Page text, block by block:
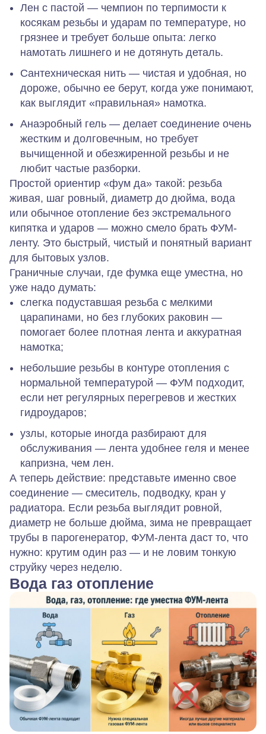
Лен с пастой — чемпион по терпимости к
косякам резьбы и ударам по температуре, но
грязнее и требует больше опыта: легко
намотать лишнего и не дотянуть деталь.
Сантехническая нить — чистая и удобная, но
дороже, обычно ее берут, когда уже понимают,
как выглядит «правильная» намотка.
Анаэробный гель — делает соединение очень
жестким и долговечным, но требует
вычищенной и обезжиренной резьбы и не
любит частые разборки.
Простой ориентир «фум да» такой: резьба
живая, шаг ровный, диаметр до дюйма, вода
или обычное отопление без экстремального
кипятка и ударов — можно смело брать ФУМ-
ленту. Это быстрый, чистый и понятный вариант
для бытовых узлов.
Граничные случаи, где фумка еще уместна, но
уже надо думать:
слегка подуставшая резьба с мелкими
царапинами, но без глубоких раковин —
помогает более плотная лента и аккуратная
намотка;
небольшие резьбы в контуре отопления с
нормальной температурой — ФУМ подходит,
если нет регулярных перегревов и жестких
гидроударов;
узлы, которые иногда разбирают для
обслуживания — лента удобнее геля и менее
капризна, чем лен.
А теперь действие: представьте именно свое
соединение — смеситель, подводку, кран у
радиатора. Если резьба выглядит ровной,
диаметр не больше дюйма, зима не превращает
трубы в парогенератор, ФУМ-лента даст то, что
нужно: крутим один раз — и не ловим тонкую
струйку через неделю.
Вода газ отопление